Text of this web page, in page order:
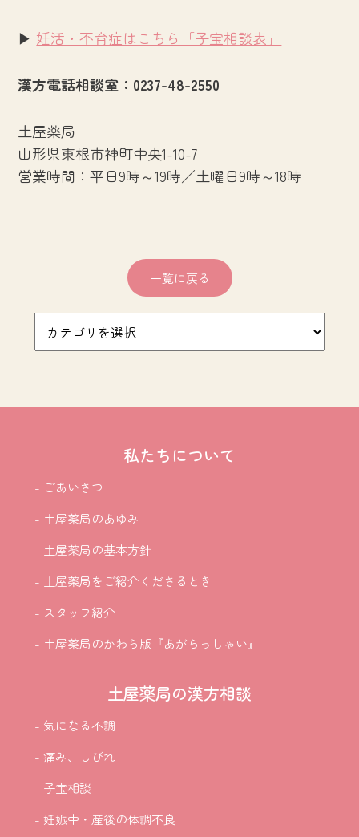
▶ 妊活・不育症はこちら「子宝相談表」
漢方電話相談室：0237-48-2550
土屋薬局
山形県東根市神町中央1-10-7
営業時間：平日9時～19時／土曜日9時～18時
一覧に戻る
私たちについて
- ごあいさつ
- 土屋薬局のあゆみ
- 土屋薬局の基本方針
- 土屋薬局をご紹介くださるとき
- スタッフ紹介
- 土屋薬局のかわら版『あがらっしゃい』
土屋薬局の漢方相談
- 気になる不調
- 痛み、しびれ
- 子宝相談
- 妊娠中・産後の体調不良